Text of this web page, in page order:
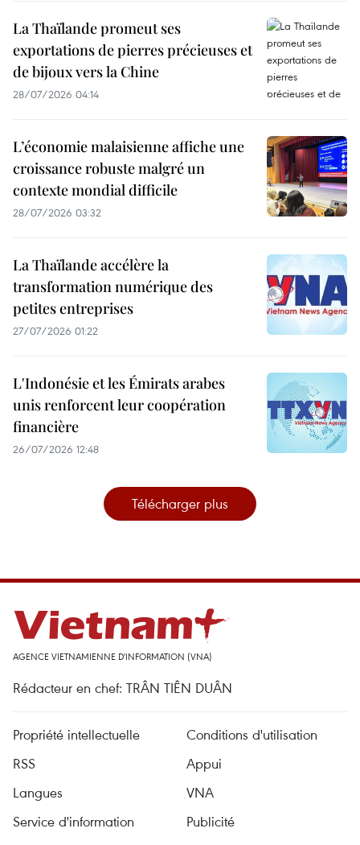
La Thaïlande promeut ses
exportations de pierres précieuses et
de bijoux vers la Chine
28/07/2026 04:14
L’économie malaisienne affiche une
croissance robuste malgré un
contexte mondial difficile
28/07/2026 03:32
La Thaïlande accélère la
transformation numérique des
petites entreprises
27/07/2026 01:22
L'Indonésie et les Émirats arabes
unis renforcent leur coopération
financière
26/07/2026 12:48
Télécharger plus
AGENCE VIETNAMIENNE D'INFORMATION (VNA)
Rédacteur en chef: TRÂN TIÊN DUÂN
Propriété intellectuelle
Conditions d'utilisation
RSS
Appui
Langues
VNA
Service d'information
Publicité